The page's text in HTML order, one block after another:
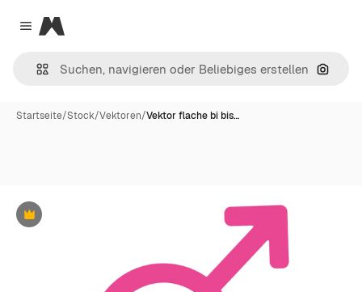
Close menu
Magnific
Nach
Startseite/Stock/Vektoren/Vektor flache bi bis…
Premium